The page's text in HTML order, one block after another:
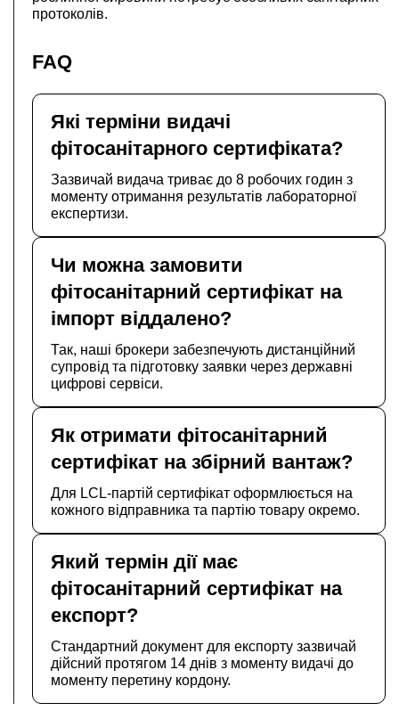
протоколів.
FAQ
Які терміни видачі
фітосанітарного сертифіката?
Зазвичай видача триває до 8 робочих годин з
моменту отримання результатів лабораторної
експертизи.
Чи можна замовити
фітосанітарний сертифікат на
імпорт віддалено?
Так, наші брокери забезпечують дистанційний
супровід та підготовку заявки через державні
цифрові сервіси.
Як отримати фітосанітарний
сертифікат на збірний вантаж?
Для LCL-партій сертифікат оформлюється на
кожного відправника та партію товару окремо.
Який термін дії має
фітосанітарний сертифікат на
експорт?
Стандартний документ для експорту зазвичай
дійсний протягом 14 днів з моменту видачі до
моменту перетину кордону.